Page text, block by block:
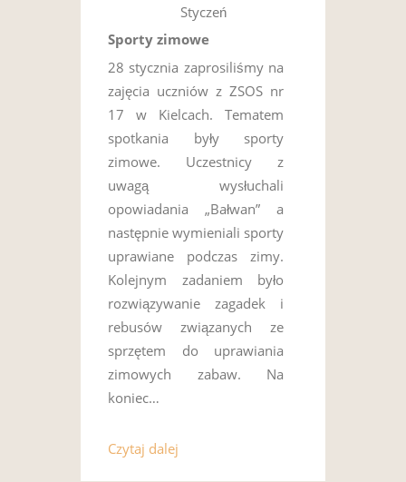
Styczeń
Sporty zimowe
28 stycznia zaprosiliśmy na
zajęcia uczniów z ZSOS nr
17 w Kielcach. Tematem
spotkania były sporty
zimowe. Uczestnicy z
uwagą wysłuchali
opowiadania „Bałwan” a
następnie wymieniali sporty
uprawiane podczas zimy.
Kolejnym zadaniem było
rozwiązywanie zagadek i
rebusów związanych ze
sprzętem do uprawiania
zimowych zabaw. Na
koniec…
Czytaj dalej